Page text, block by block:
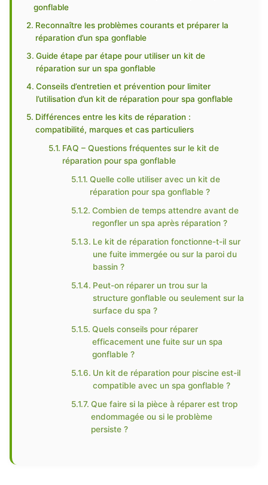
gonflable
Reconnaître les problèmes courants et préparer la
réparation d’un spa gonflable
Guide étape par étape pour utiliser un kit de
réparation sur un spa gonflable
Conseils d’entretien et prévention pour limiter
l’utilisation d’un kit de réparation pour spa gonflable
Différences entre les kits de réparation :
compatibilité, marques et cas particuliers
FAQ – Questions fréquentes sur le kit de
réparation pour spa gonflable
Quelle colle utiliser avec un kit de
réparation pour spa gonflable ?
Combien de temps attendre avant de
regonfler un spa après réparation ?
Le kit de réparation fonctionne-t-il sur
une fuite immergée ou sur la paroi du
bassin ?
Peut-on réparer un trou sur la
structure gonflable ou seulement sur la
surface du spa ?
Quels conseils pour réparer
efficacement une fuite sur un spa
gonflable ?
Un kit de réparation pour piscine est-il
compatible avec un spa gonflable ?
Que faire si la pièce à réparer est trop
endommagée ou si le problème
persiste ?